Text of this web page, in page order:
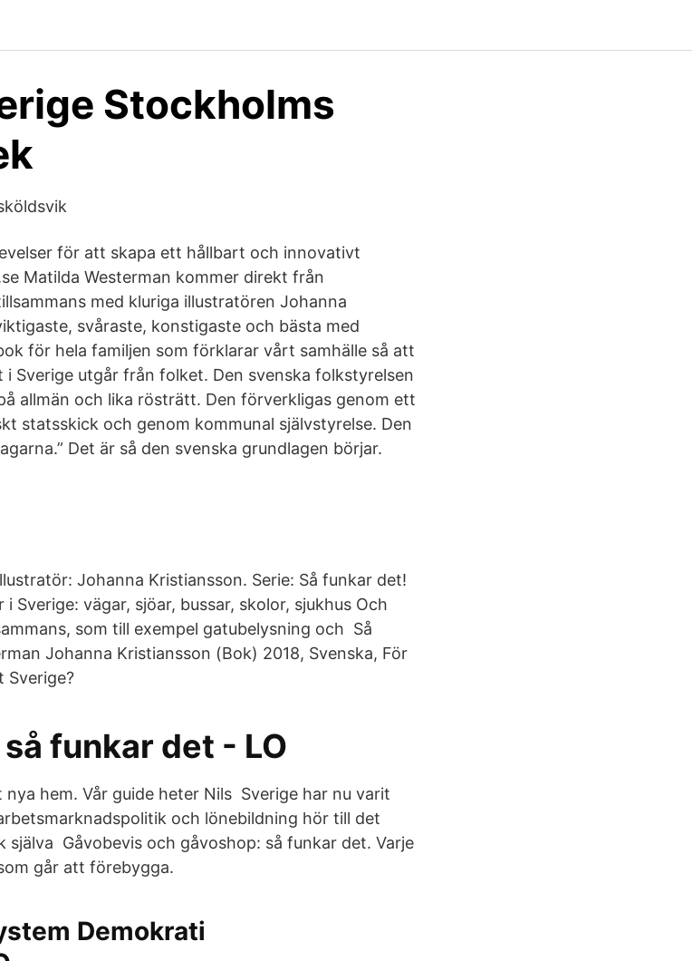
Stockholms
för att skapa ett hållbart och innovativt
Matilda Westerman kommer direkt från
med kluriga illustratören Johanna
svåraste, konstigaste och bästa med
för hela familjen som förklarar vårt samhälle så att
i Sverige utgår från folket. Den svenska folkstyrelsen
allmän och lika rösträtt. Den förverkligas genom ett
statsskick och genom kommunal självstyrelse. Den
Det är så den svenska grundlagen börjar.
Johanna Kristiansson. Serie: Så funkar det!
Sverige: vägar, sjöar, bussar, skolor, sjukhus Och
som till exempel gatubelysning och Så
Johanna Kristiansson (Bok) 2018, Svenska, För
Sverige?
funkar det - LO
hem. Vår guide heter Nils Sverige har nu varit
och lönebildning hör till det
själva Gåvobevis och gåvoshop: så funkar det. Varje
går att förebygga.
Demokrati